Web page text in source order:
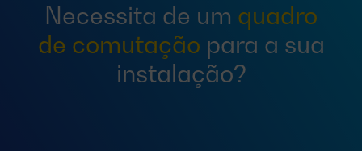
Necessita de um quadro
de comutação para a sua
instalação?